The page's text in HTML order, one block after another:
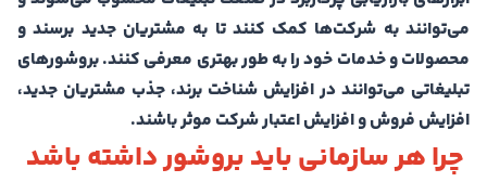
می‌توانند به شرکت‌ها کمک کنند تا به مشتریان جدید برسند و
محصولات و خدمات خود را به طور بهتری معرفی کنند. بروشورهای
تبلیغاتی می‌توانند در افزایش شناخت برند، جذب مشتریان جدید،
افزایش فروش و افزایش اعتبار شرکت موثر باشند.
چرا هر سازمانی باید بروشور داشته باشد